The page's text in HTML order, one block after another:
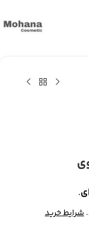
.
شرایط خرید